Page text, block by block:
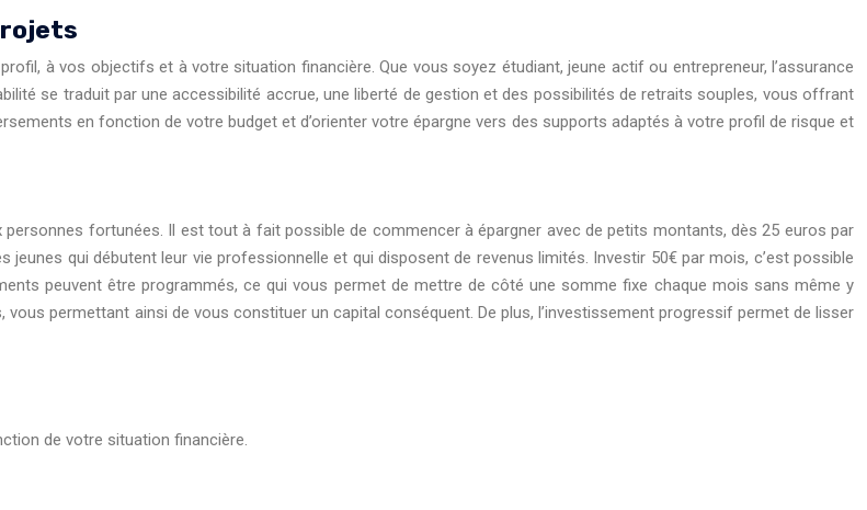
à vos objectifs et à votre situation financière. Que vous soyez étudiant, jeune actif ou entrepreneur, l’assurance
se traduit par une accessibilité accrue, une liberté de gestion et des possibilités de retraits souples, vous offrant
en fonction de votre budget et d’orienter votre épargne vers des supports adaptés à votre profil de risque et
personnes fortunées. Il est tout à fait possible de commencer à épargner avec de petits montants, dès 25 euros par
qui débutent leur vie professionnelle et qui disposent de revenus limités. Investir 50€ par mois, c’est possible
peuvent être programmés, ce qui vous permet de mettre de côté une somme fixe chaque mois sans même y
permettant ainsi de vous constituer un capital conséquent. De plus, l’investissement progressif permet de lisser
de votre situation financière.